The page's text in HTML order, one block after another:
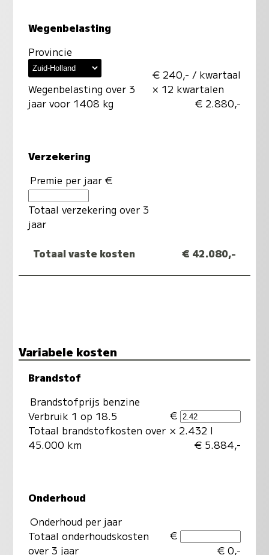
Wegenbelasting
Provincie
Wegenbelasting over 3
jaar voor 1408 kg
€ 240,- / kwartaal
× 12 kwartalen
€ 2.880,-
Verzekering
Premie per jaar €
Totaal verzekering over 3
jaar
Totaal vaste kosten € 42.080,-
Variabele kosten
Brandstof
Brandstofprijs benzine
Verbruik 1 op 18.5
Totaal brandstofkosten over
45.000 km
€
× 2.432 l
€ 5.884,-
Onderhoud
Onderhoud per jaar
Totaal onderhoudskosten
over 3 jaar
€
€ 0,-